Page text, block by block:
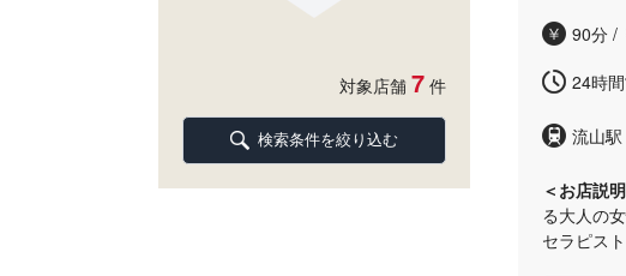
峰の「フ
スアワー
隠れ家で
90分 /
24時
流山
＜お店説
る大人の
セラピス
対象店舗 7 件
検索条件を絞り込む